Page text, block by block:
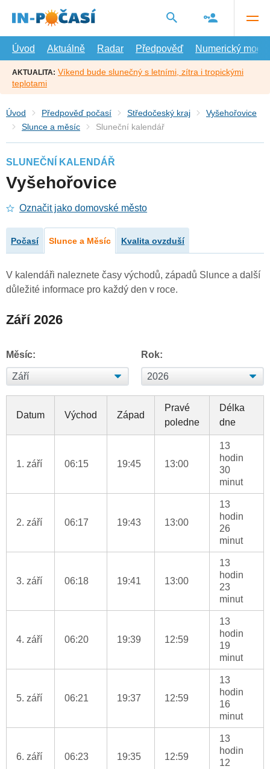
hlavní
Úvod
Aktuálně Radar Předpověď Numerický model
AKTUALITA: Víkend bude slunečný s letními, zítra i tropickými
teplotami
Úvod Předpověď počasí Středočeský kraj
Vyšehořovice
Slunce a měsíc
Sluneční kalendář
SLUNEČNÍ KALENDÁŘ
Vyšehořovice
Označit jako domovské město
Počasí Slunce a Měsíc Kvalita ovzduší
V kalendáři naleznete časy východů, západů Slunce a další
důležité informace pro každý den v roce.
Září 2026
Měsíc: Rok:
Datum Východ Západ
Pravé
poledne
Délka
dne
1. září 06:15 19:45 13:00
13
hodin
30
minut
2. září 06:17 19:43 13:00
13
hodin
26
minut
3. září 06:18 19:41 13:00
13
hodin
23
minut
4. září 06:20 19:39 12:59
13
hodin
19
minut
5. září 06:21 19:37 12:59
13
hodin
16
minut
6. září 06:23 19:35 12:59
13
hodin
12